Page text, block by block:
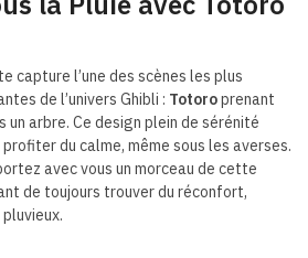
capture l’une des scènes les plus
de l’univers Ghibli : Totoroprenant
un arbre. Ce design plein de sérénité
du calme, même sous les averses.
avec vous un morceau de cette
de toujours trouver du réconfort,